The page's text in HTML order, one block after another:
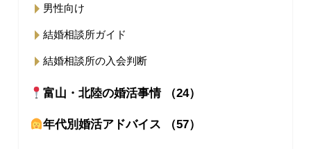
男性向け
結婚相談所ガイド
結婚相談所の入会判断
富山・北陸の婚活事情 （24）
年代別婚活アドバイス （57）